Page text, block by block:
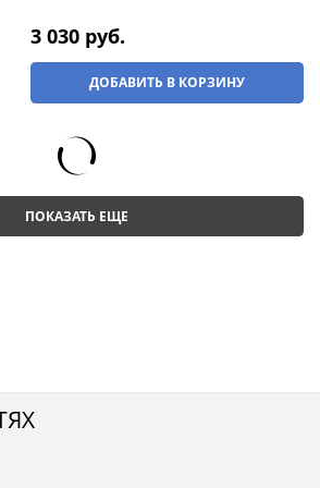
3 030 руб.
ДОБАВИТЬ В КОРЗИНУ
ПОКАЗАТЬ ЕЩЕ